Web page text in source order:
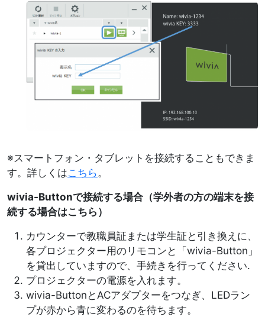
Image
※スマートフォン・タブレットを接続することもできま
す。詳しくはこちら。
wivia-Buttonで接続する場合（学外者の方の端末を接
続する場合はこちら）
カウンターで教職員証または学生証と引き換えに、
各プロジェクター用のリモコンと「wivia-Button」
を貸出していますので、手続きを行ってください.
プロジェクターの電源を入れます。
wivia-ButtonとACアダプターをつなぎ、LEDラン
プが赤から青に変わるのを待ちます。